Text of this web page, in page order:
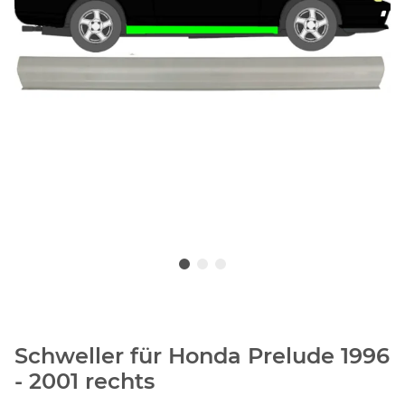
Schweller für Honda Prelude 1996
- 2001 rechts